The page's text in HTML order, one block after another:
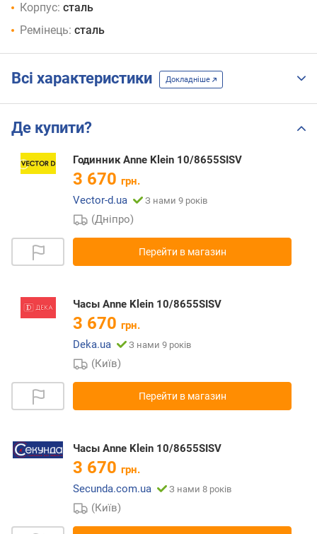
Корпус: сталь
Ремінець: сталь
Всі характеристики Докладніше
Де купити?
Годинник Anne Klein 10/8655SISV
3 670 грн.
Vector-d.ua
З нами 9 років
(Дніпро)
Перейти в магазин
Часы Anne Klein 10/8655SISV
3 670 грн.
Deka.ua
З нами 9 років
(Київ)
Перейти в магазин
Часы Anne Klein 10/8655SISV
3 670 грн.
Secunda.com.ua
З нами 8 років
(Київ)